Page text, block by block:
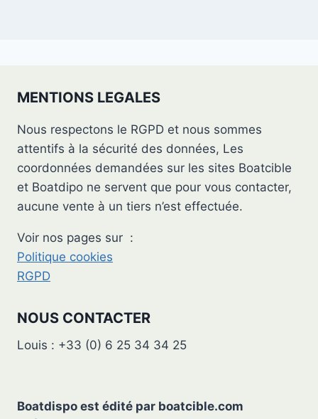
MENTIONS LEGALES
Nous respectons le RGPD et nous sommes
attentifs à la sécurité des données, Les
coordonnées demandées sur les sites Boatcible
et Boatdipo ne servent que pour vous contacter,
aucune vente à un tiers n’est effectuée.
Voir nos pages sur :
Politique cookies
RGPD
NOUS CONTACTER
Louis : +33 (0) 6 25 34 34 25
Boatdispo est édité par boatcible.com